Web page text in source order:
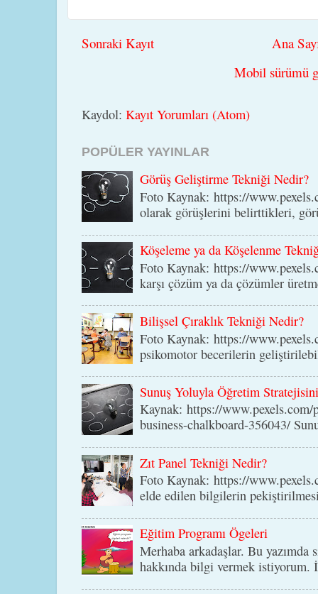
Sonraki Kayıt
Ana
Mobil sürümü
Kaydol: Kayıt Yorumları (Atom)
POPÜLER YAYINLAR
Görüş Geliştirme Tekniği Nedir?
Foto Kaynak: https://
olarak görüşlerini belirttikleri,
Köşeleme ya da Köşelenme
Foto Kaynak: https://
karşı çözüm ya da çözümler
Bilişsel Çıraklık Tekniği Nedir?
Foto Kaynak: https://
psikomotor becerilerin
Sunuş Yoluyla Öğretim
Kaynak: https://
business-chalkboard-356043/
Zıt Panel Tekniği Nedir?
Foto Kaynak: https://
elde edilen bilgilerin
Eğitim Programı Ögeleri
Merhaba arkadaşlar. Bu
hakkında bilgi vermek